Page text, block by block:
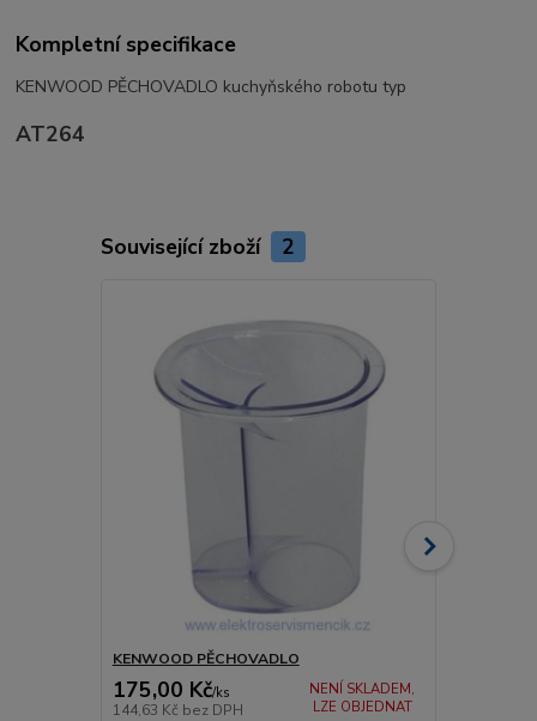
Kompletní specifikace
KENWOOD PĚCHOVADLO kuchyňského robotu typ
AT264
Související zboží 2
KENWOOD PĚCHOVADLO
175,00 Kč/ks
144,63 Kč bez DPH
NENÍ SKLADEM,
LZE OBJEDNAT